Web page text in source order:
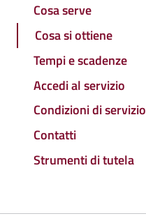
Cosa serve
Cosa si ottiene
Tempi e scadenze
Accedi al servizio
Condizioni di servizio
Contatti
Strumenti di tutela